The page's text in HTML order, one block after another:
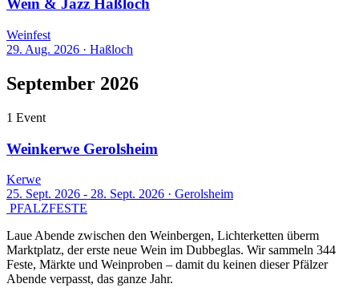
Wein & Jazz Haßloch
Weinfest
29. Aug. 2026 · Haßloch
September 2026
1 Event
Weinkerwe Gerolsheim
Kerwe
25. Sept. 2026 - 28. Sept. 2026 · Gerolsheim
PFALZFESTE
Laue Abende zwischen den Weinbergen, Lichterketten überm
Marktplatz, der erste neue Wein im Dubbeglas. Wir sammeln 344
Feste, Märkte und Weinproben – damit du keinen dieser Pfälzer
Abende verpasst, das ganze Jahr.